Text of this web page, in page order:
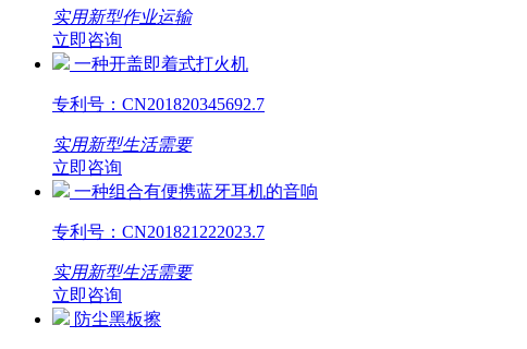
实用新型作业运输
立即咨询
一种开盖即着式打火机
专利号： CN201820345692.7
实用新型生活需要
立即咨询
一种组合有便携蓝牙耳机的音响
专利号： CN201821222023.7
实用新型生活需要
立即咨询
防尘黑板擦